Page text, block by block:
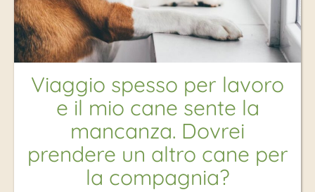
Viaggio spesso per lavoro
e il mio cane sente la
mancanza. Dovrei
prendere un altro cane per
la compagnia?